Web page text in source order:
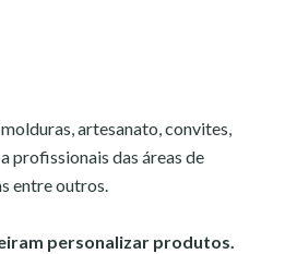
artesanato, convites,
profissionais das áreas de
entre outros.
personalizar produtos.